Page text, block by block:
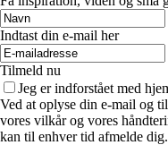
Indtast din e-mail her
Tilmeld nu
Jeg er indforstået med
Ved at oplyse din e-mail og
vores vilkår og vores
kan til enhver tid afmelde dig.